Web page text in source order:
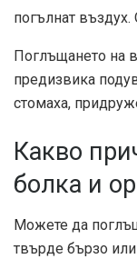
погълнат
Поглъщането на
предизвика
стомаха,
Какво
болка и
Можете да
твърде бързо или